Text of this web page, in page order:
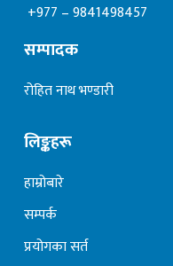
+977 – 9841498457
सम्पादक
रोहित नाथ भण्डारी
लिङ्कहरू
हाम्रोबारे
सम्पर्क
प्रयोगका सर्त